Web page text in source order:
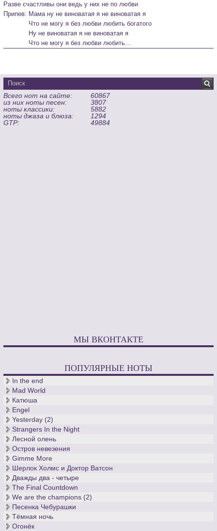
Разве счастливы они ведь у них не по любви
Припев: Мама ну не виноватая я не виноватая я
             Что не могу я без любви любить…
Всего нот на сайте:
60867
из них ноты песен:
3807
ноты классики:
5882
ноты джаза и блюза:
1294
GTP:
49884
МЫ ВКОНТАКТЕ
ПОПУЛЯРНЫЕ НОТЫ
In the end
Mad World
Катюша
Engel
Yesterday (2)
Strangers In the Night
Лесной олень
Остров невезения
Gimme More
Шерлок Холмс и Доктор Ватсон
Дважды два - четыре
The Final Countdown
We are the champions (2)
Песенка Чебурашки
Тёмная ночь
Огонёк